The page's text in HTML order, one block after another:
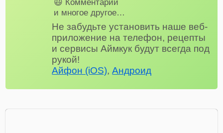
😃 Комментарии
и многое другое…
Не забудьте установить наше веб-
приложение на телефон, рецепты
и сервисы Аймкук будут всегда под
рукой!
Айфон (iOS),Андроид